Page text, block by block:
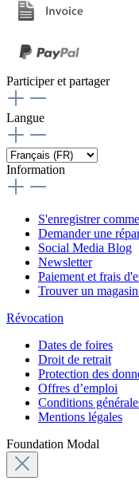
Participer et partager
Langue
Information
S'enregistrer
Demander une
Social Media Blog
Newsletter
Paiement et frais
Trouver un
Révocation
Dates de foires
Droit de retrait
Protection des
Offres d’emploi
Conditions
Mentions légales
Foundation Modal